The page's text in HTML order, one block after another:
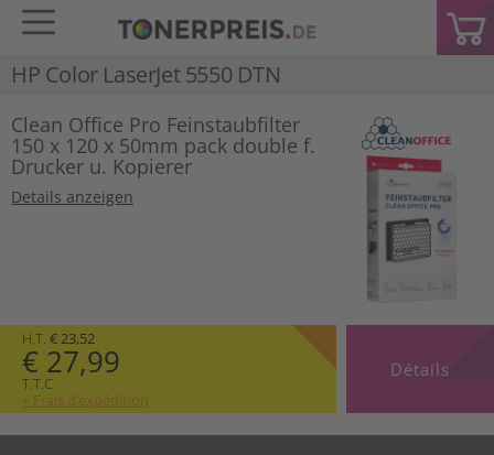
HP Color LaserJet 5550 DTN
Clean Office Pro Feinstaubfilter
150 x 120 x 50mm pack double f.
Drucker u. Kopierer
Details anzeigen
H.T. € 23,52
€ 27,99
T.T.C
+ Frais d’expédition
Détails